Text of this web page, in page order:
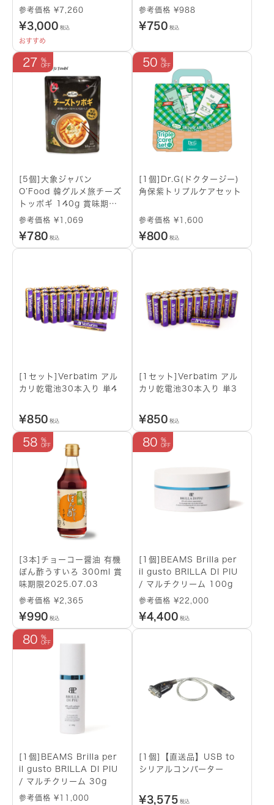
参考価格 ¥7,260
¥3,000 税込
おすすめ
参考価格 ¥988
¥750 税込
27
[5個]大象ジャパン
O’Food 韓グルメ旅チーズ
トッポギ 140g 賞味期限
2025.05.13
参考価格 ¥1,069
¥780 税込
50
[1個]Dr.G(ドクタージー)
角保紫トリプルケアセット
参考価格 ¥1,600
¥800 税込
[1セット]Verbatim アル
カリ乾電池30本入り 単4
¥850 税込
[1セット]Verbatim アル
カリ乾電池30本入り 単3
¥850 税込
58
[3本]チョーコー醤油 有機
ぽん酢うすいろ 300ml 賞
味期限2025.07.03
参考価格 ¥2,365
¥990 税込
80
[1個]BEAMS Brilla per
il gusto BRILLA DI PIU
/ マルチクリーム 100g
参考価格 ¥22,000
¥4,400 税込
80
[1個]BEAMS Brilla per
il gusto BRILLA DI PIU
/ マルチクリーム 30g
参考価格 ¥11,000
[1個]【直送品】USB to
シリアルコンバーター
¥3,575 税込